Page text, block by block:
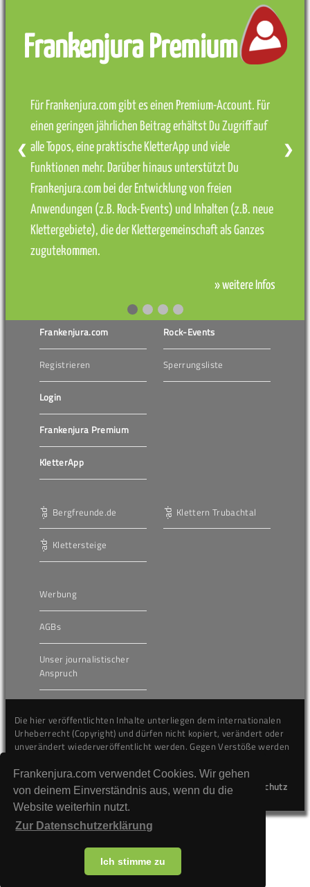
Frankenjura.com verwendet Cookies. Wir gehen
von deinem Einverständnis aus, wenn du die
Website weiterhin nutzt.
Zur Datenschutzerklärung
Ich stimme zu
Frankenjura Premium
Für Frankenjura.com gibt es einen Premium-Account. Für
einen geringen jährlichen Beitrag erhältst Du Zugriff auf
alle Topos, eine praktische KletterApp und viele
Funktionen mehr. Darüber hinaus unterstützt Du
Frankenjura.com bei der Entwicklung von freien
Anwendungen (z.B. Rock-Events) und Inhalten (z.B. neue
Klettergebiete), die der Klettergemeinschaft als Ganzes
zugutekommen.
» weitere Infos
❮ ❯
Frankenjura.com
Registrieren
Login
Frankenjura Premium
KletterApp
Rock-Events
Sperrungsliste
Bergfreunde.de
Klettersteige
Klettern Trubachtal
Werbung
AGBs
Unser journalistischer
Anspruch
Die hier veröffentlichten Inhalte unterliegen dem internationalen
Urheberrecht (Copyright) und dürfen nicht kopiert, verändert oder
unverändert wiederveröffentlicht werden. Gegen Verstöße werden
Kontakt
Impressum Datenschutz